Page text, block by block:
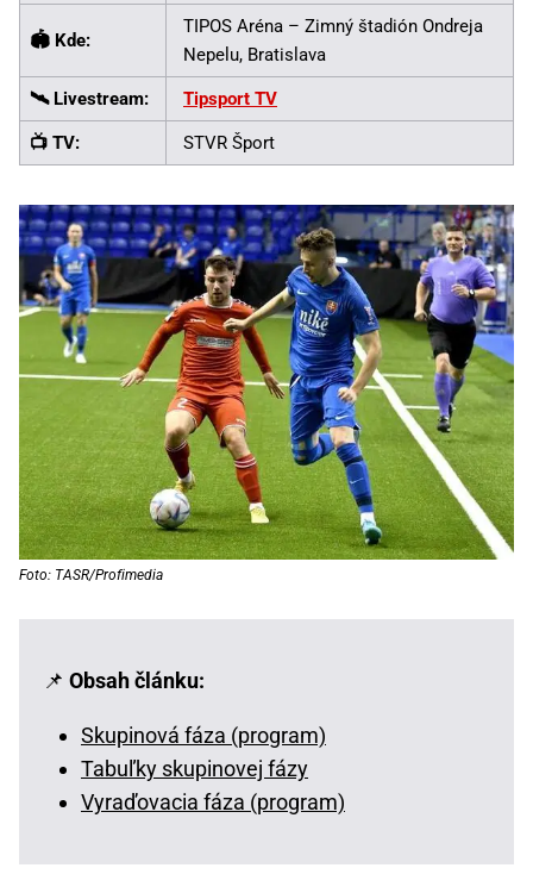
🏟️ Kde:
TIPOS Aréna – Zimný štadión Ondreja
Nepelu, Bratislava
🛰️ Livestream: Tipsport TV
📺 TV: STVR Šport
Foto: TASR/Profimedia
📌 Obsah článku:
Skupinová fáza (program)
Tabuľky skupinovej fázy
Vyraďovacia fáza (program)